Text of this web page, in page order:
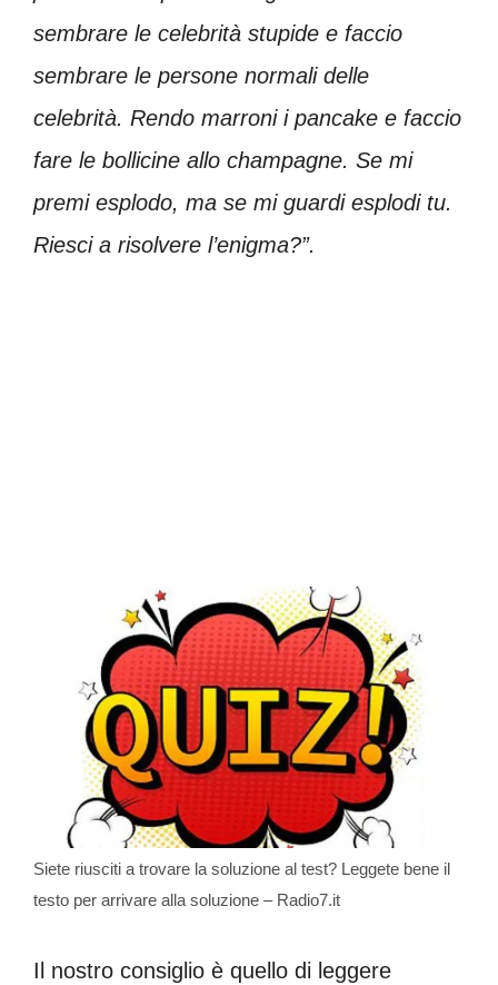
sembrare le celebrità stupide e faccio
sembrare le persone normali delle
celebrità. Rendo marroni i pancake e faccio
fare le bollicine allo champagne. Se mi
premi esplodo, ma se mi guardi esplodi tu.
Riesci a risolvere l’enigma?”.
Siete riusciti a trovare la soluzione al test? Leggete bene il
testo per arrivare alla soluzione – Radio7.it
Il nostro consiglio è quello di leggere